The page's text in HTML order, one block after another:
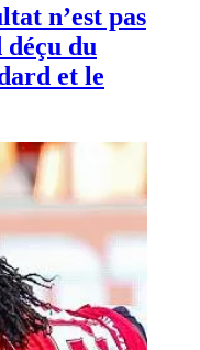
n’est pas
du
et le